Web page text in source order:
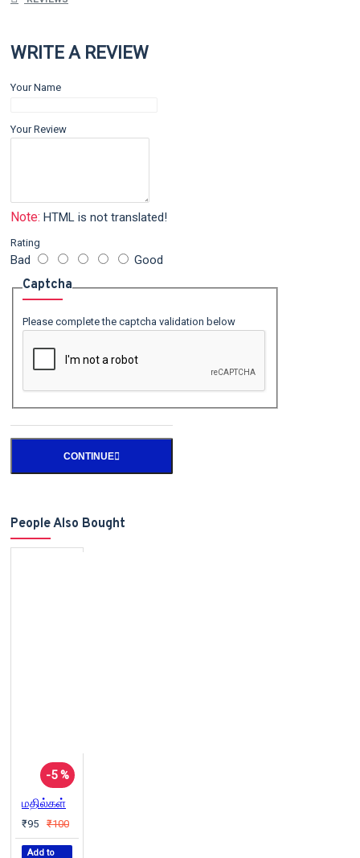
WRITE A REVIEW
Your Name
Your Review
Note: HTML is not translated!
Rating
Bad Good
Captcha
Please complete the captcha validation below
CONTINUE
People Also Bought
-5 %
மதில்கள்
₹95 ₹100
Add to